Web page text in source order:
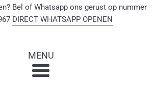
Bel of Whatsapp ons gerust op nummer
DIRECT WHATSAPP OPENEN
MENU